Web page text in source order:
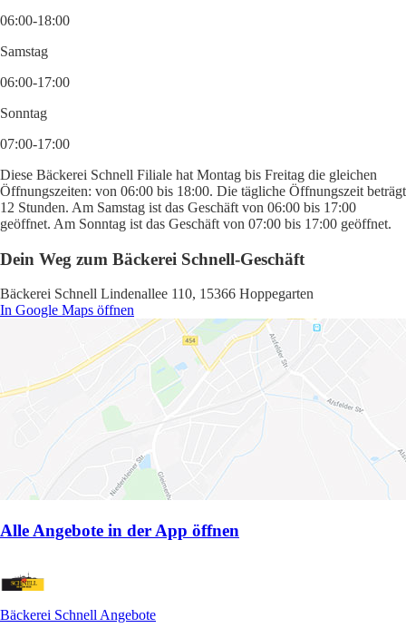
06:00-18:00
Samstag
06:00-17:00
Sonntag
07:00-17:00
Diese Bäckerei Schnell Filiale hat Montag bis Freitag die gleichen
Öffnungszeiten: von 06:00 bis 18:00. Die tägliche Öffnungszeit beträgt
12 Stunden. Am Samstag ist das Geschäft von 06:00 bis 17:00
geöffnet. Am Sonntag ist das Geschäft von 07:00 bis 17:00 geöffnet.
Dein Weg zum Bäckerei Schnell-Geschäft
Bäckerei Schnell Lindenallee 110, 15366 Hoppegarten
In Google Maps öffnen
Alle Angebote in der App öffnen
Bäckerei Schnell Angebote